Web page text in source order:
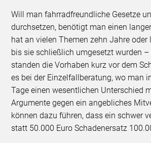
Will man fahrradfreundliche Gesetze
durchsetzen, benötigt man einen
hat an vielen Themen zehn Jahre oder
bis sie schließlich umgesetzt wurden
standen die Vorhaben kurz vor dem
es bei der Einzelfallberatung, wo man
Tage einen wesentlichen Unterschied
Argumente gegen ein angebliches
können dazu führen, dass ein schwer
statt 50.000 Euro Schadenersatz